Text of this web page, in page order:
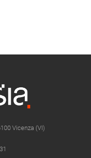
Vicenza (VI)